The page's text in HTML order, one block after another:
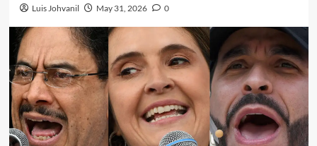
Luis Johvanil May 31, 2026 0